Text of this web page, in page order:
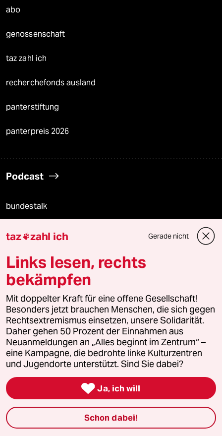
abo
genossenschaft
taz zahl ich
recherchefonds ausland
panterstiftung
panterpreis 2026
Podcast
bundestalk
klima update°
Mauerecho
Freie Rede
reingehen
Newsletter
team zukunft
taz frisch
taz zahl ich Gerade nicht
Links lesen, rechts
bekämpfen
Mit doppelter Kraft für eine offene Gesellschaft!
Besonders jetzt brauchen Menschen, die sich gegen
Rechtsextremismus einsetzen, unsere Solidarität.
Daher gehen 50 Prozent der Einnahmen aus
Neuanmeldungen an „Alles beginnt im Zentrum“ –
eine Kampagne, die bedrohte linke Kulturzentren
und Jugendorte unterstützt. Sind Sie dabei?
 Ja, ich will
Schon dabei!